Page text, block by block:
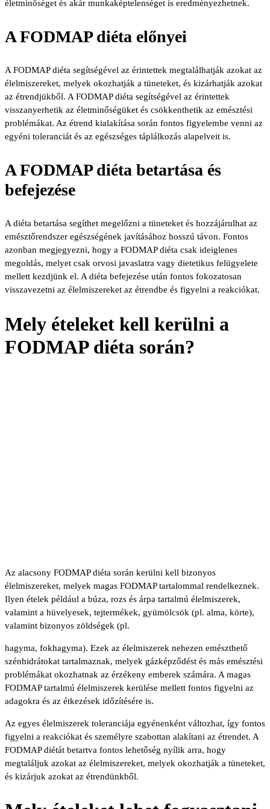
életminőséget és akár munkaképtelenséget is eredményezhetnek.
A FODMAP diéta előnyei
A FODMAP diéta segítségével az érintettek megtalálhatják azokat az
élelmiszereket, melyek okozhatják a tüneteket, és kizárhatják azokat
az étrendjükből. A FODMAP diéta segítségével az érintettek
visszanyerhetik az életminőségüket és csökkenthetik az emésztési
problémákat. Az étrend kialakítása során fontos figyelembe venni az
egyéni toleranciát és az egészséges táplálkozás alapelveit is.
A FODMAP diéta betartása és
befejezése
A diéta betartása segíthet megelőzni a tüneteket és hozzájárulhat az
emésztőrendszer egészségének javításához hosszú távon. Fontos
azonban megjegyezni, hogy a FODMAP diéta csak ideiglenes
megoldás, melyet csak orvosi javaslatra vagy dietetikus felügyelete
mellett kezdjünk el. A diéta befejezése után fontos fokozatosan
visszavezetni az élelmiszereket az étrendbe és figyelni a reakciókat.
Mely ételeket kell kerülni a
FODMAP diéta során?
Az alacsony FODMAP diéta során kerülni kell bizonyos
élelmiszereket, melyek magas FODMAP tartalommal rendelkeznek.
Ilyen ételek például a búza, rozs és árpa tartalmú élelmiszerek,
valamint a hüvelyesek, tejtermékek, gyümölcsök (pl. alma, körte),
valamint bizonyos zöldségek (pl.
hagyma, fokhagyma). Ezek az élelmiszerek nehezen emészthető
szénhidrátokat tartalmaznak, melyek gázképződést és más emésztési
problémákat okozhatnak az érzékeny emberek számára. A magas
FODMAP tartalmú élelmiszerek kerülése mellett fontos figyelni az
adagokra és az étkezések időzítésére is.
Az egyes élelmiszerek toleranciája egyénenként változhat, így fontos
figyelni a reakciókat és személyre szabottan alakítani az étrendet. A
FODMAP diétát betartva fontos lehetőség nyílik arra, hogy
megtaláljuk azokat az élelmiszereket, melyek okozhatják a tüneteket,
és kizárjuk azokat az étrendünkből.